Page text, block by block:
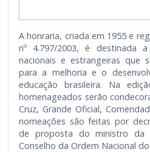
A honraria, criada em 1955 e
nº 4.797/2003, é destinada a
nacionais e estrangeiras que
para a melhoria e o
educação brasileira. Na
homenageados serão
Cruz, Grande Oficial,
nomeações são feitas por
de proposta do ministro da
Conselho da Ordem Nacional